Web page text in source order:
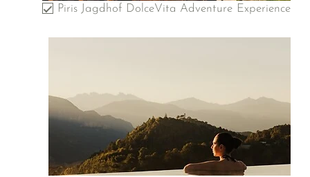
Piris Jagdhof DolceVita Adventure Experience